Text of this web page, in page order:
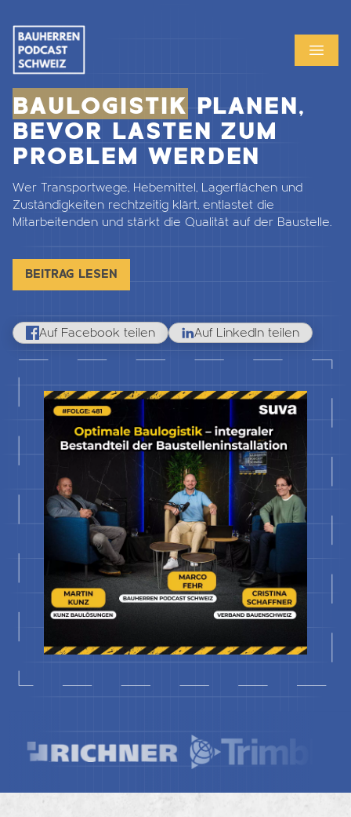
BAULOGISTIK PLANEN,
BEVOR LASTEN ZUM
PROBLEM WERDEN
Wer Transportwege, Hebemittel, Lagerflächen und
Zuständigkeiten rechtzeitig klärt, entlastet die
Mitarbeitenden und stärkt die Qualität auf der Baustelle.
BEITRAG LESEN
Auf Facebook teilen Auf LinkedIn teilen